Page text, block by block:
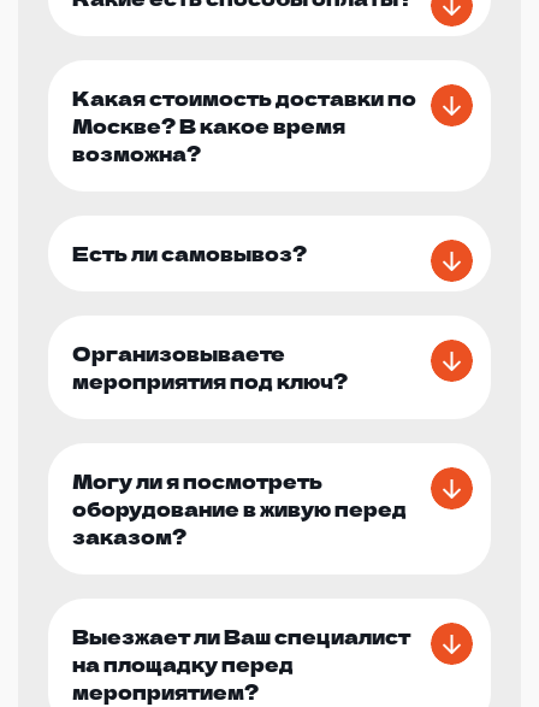
Какая стоимость доставки по
Москве? В какое время
возможна?
Есть ли самовывоз?
Организовываете
мероприятия под ключ?
Могу ли я посмотреть
оборудование в живую перед
заказом?
Выезжает ли Ваш специалист
на площадку перед
мероприятием?